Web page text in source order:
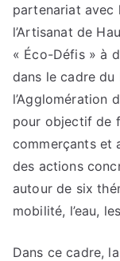
partenariat avec
l’Artisanat de
« Éco-Défis » à
dans le cadre
l’Agglomération
pour objectif de
commerçants et
des actions
autour de six
mobilité, l’eau,
Dans ce cadre,